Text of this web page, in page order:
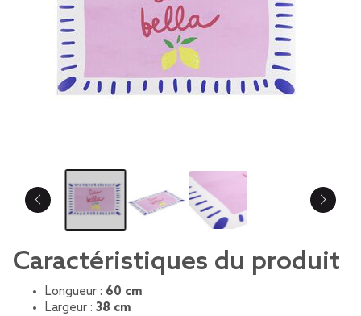
Caractéristiques du produit
Longueur : 60 cm
Largeur : 38 cm